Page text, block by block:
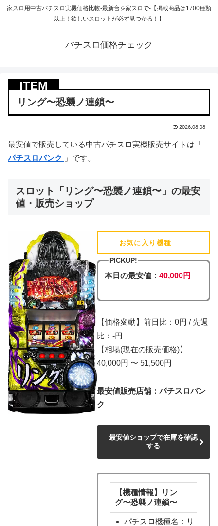
家スロ用中古パチスロ実機価格比較-最新台を家スロで-【掲載商品は1700種類
以上！欲しいスロットが必ず見つかる！】
パチスロ価格チェック
リング〜恐襲ノ連鎖〜
2026.08.08
最安値で販売している中古パチスロ実機販売サイトは「
パチスロバンク
」です。
スロット「リング〜恐襲ノ連鎖〜」の最安
値・販売ショップ
お気に入り機種
PICKUP!
本日の最安値： 40,000円
【価格変動】前日比：0円 / 先週
比：-円
【相場(現在の販売価格)】
40,000円 〜 51,500円
最安値販売店舗：パチスロバン
ク
最安値ショップで在庫を確認
する
【機種情報】リン
グ〜恐襲ノ連鎖〜
パチスロ機種名：リ